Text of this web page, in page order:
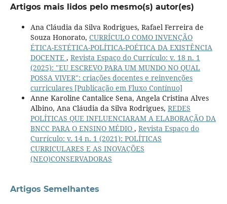
Artigos mais lidos pelo mesmo(s) autor(es)
Ana Cláudia da Silva Rodrigues, Rafael Ferreira de
Souza Honorato, CURRÍCULO COMO INVENÇÃO
ÉTICA-ESTÉTICA-POLÍTICA-POÉTICA DA EXISTÊNCIA
DOCENTE , Revista Espaço do Currículo: v. 18 n. 1
(2025): "EU ESCREVO PARA UM MUNDO NO QUAL
POSSA VIVER": criações docentes e reinvenções
curriculares [Publicação em Fluxo Contínuo]
Anne Karoline Cantalice Sena, Angela Cristina Alves
Albino, Ana Cláudia da Silva Rodrigues, REDES
POLÍTICAS QUE INFLUENCIARAM A ELABORAÇÃO DA
BNCC PARA O ENSINO MÉDIO , Revista Espaço do
Currículo: v. 14 n. 1 (2021): POLÍTICAS
CURRICULARES E AS INOVAÇÕES
(NEO)CONSERVADORAS
Artigos Semelhantes